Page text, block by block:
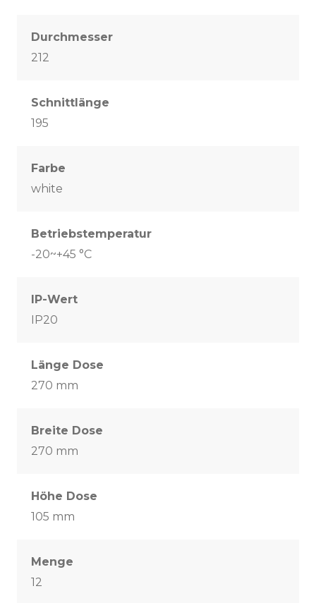
Durchmesser
212
Schnittlänge
195
Farbe
white
Betriebstemperatur
-20~+45 °C
IP-Wert
IP20
Länge Dose
270 mm
Breite Dose
270 mm
Höhe Dose
105 mm
Menge
12